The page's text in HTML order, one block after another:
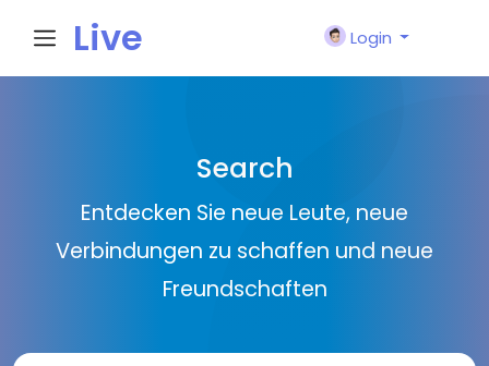
Live
Login
Search
Entdecken Sie neue Leute, neue
Verbindungen zu schaffen und neue
Freundschaften